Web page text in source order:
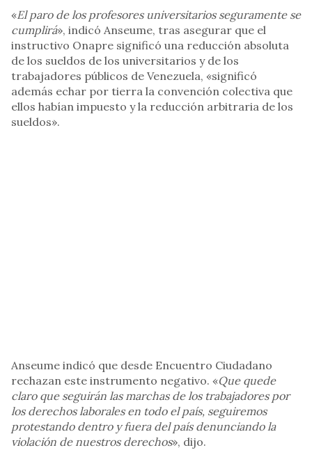
«El paro de los profesores universitarios seguramente se
cumplirá», indicó Anseume, tras asegurar que el
instructivo Onapre significó una reducción absoluta
de los sueldos de los universitarios y de los
trabajadores públicos de Venezuela, «significó
además echar por tierra la convención colectiva que
ellos habían impuesto y la reducción arbitraria de los
sueldos».
Anseume indicó que desde Encuentro Ciudadano
rechazan este instrumento negativo. «Que quede
claro que seguirán las marchas de los trabajadores por
los derechos laborales en todo el país, seguiremos
protestando dentro y fuera del país denunciando la
violación de nuestros derechos», dijo.